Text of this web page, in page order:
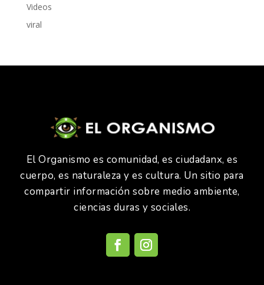
Videos
viral
El Organismo es comunidad, es ciudadanx, es
cuerpo, es naturaleza y es cultura. Un sitio para
compartir información sobre medio ambiente,
ciencias duras y sociales.